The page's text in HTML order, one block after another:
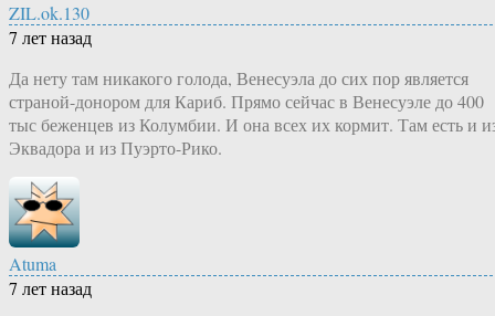
ZIL.ok.130
7 лет назад
Да нету там никакого голода, Венесуэла до сих пор является
страной-донором для Кариб. Прямо сейчас в Венесуэле до 400
тыс беженцев из Колумбии. И она всех их кормит. Там есть и
Эквадора и из Пуэрто-Рико.
Atuma
7 лет назад